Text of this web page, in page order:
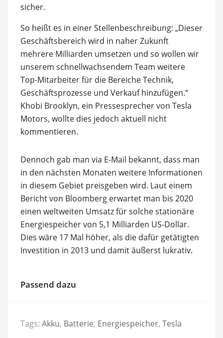
sicher.
So heißt es in einer Stellenbeschreibung: „Dieser
Geschäftsbereich wird in naher Zukunft
mehrere Milliarden umsetzen und so wollen wir
unserem schnellwachsendem Team weitere
Top-Mitarbeiter für die Bereiche Technik,
Geschäftsprozesse und Verkauf hinzufügen.“
Khobi Brooklyn, ein Pressesprecher von Tesla
Motors, wollte dies jedoch aktuell nicht
kommentieren.
Dennoch gab man via E-Mail bekannt, dass man
in den nächsten Monaten weitere Informationen
in diesem Gebiet preisgeben wird. Laut einem
Bericht von Bloomberg erwartet man bis 2020
einen weltweiten Umsatz für solche stationäre
Energiespeicher von 5,1 Milliarden US-Dollar.
Dies wäre 17 Mal höher, als die dafür getätigten
Investition in 2013 und damit äußerst lukrativ.
Passend dazu
Tags: Akku, Batterie, Energiespeicher, Tesla